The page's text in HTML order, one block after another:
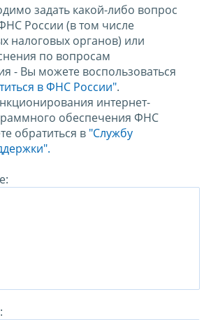
задать какой-либо вопрос
России (в том числе
налоговых органов) или
по вопросам
- Вы можете воспользоваться
в ФНС России".
интернет-
обеспечения ФНС
обратиться в "Службу